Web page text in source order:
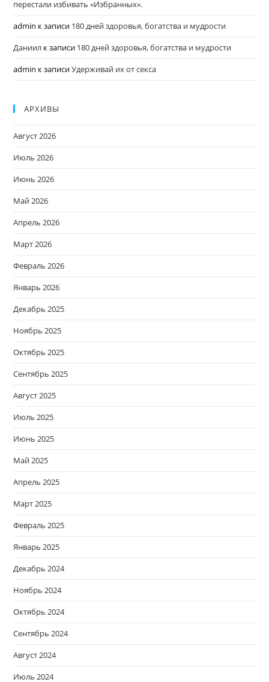
перестали избивать «Избранных».
admin к записи 180 дней здоровья, богатства и мудрости
Даниил к записи 180 дней здоровья, богатства и мудрости
admin к записиУдерживай их от секса
АРХИВЫ
Август 2026
Июль 2026
Июнь 2026
Май 2026
Апрель 2026
Март 2026
Февраль 2026
Январь 2026
Декабрь 2025
Ноябрь 2025
Октябрь 2025
Сентябрь 2025
Август 2025
Июль 2025
Июнь 2025
Май 2025
Апрель 2025
Март 2025
Февраль 2025
Январь 2025
Декабрь 2024
Ноябрь 2024
Октябрь 2024
Сентябрь 2024
Август 2024
Июль 2024